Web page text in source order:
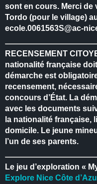
sont en cours. Merci de
Tordo (pour le village)
ecole.0061563S@ac-
RECENSEMENT
nationalité française
démarche est
recensement,
concours d’État. La
avec les documents
la nationalité française,
domicile. Le jeune
l’un de ses parents.
Le jeu d’exploration «
Explore Nice Côte